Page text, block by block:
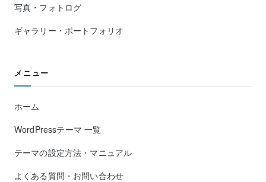
写真・フォトログ
ギャラリー・ポートフォリオ
メニュー
ホーム
WordPressテーマ 一覧
テーマの設定方法・マニュアル
よくある質問・お問い合わせ